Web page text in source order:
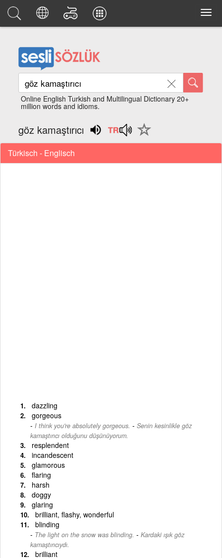
Online English Turkish and Multilingual Dictionary 20+
million words and idioms.
göz kamaştırıcı
Türkisch - Englisch
dazzling
gorgeous
I think you're absolutely gorgeous. - Senin kesinlikle göz
kamaştırıcı olduğunu düşünüyorum.
resplendent
incandescent
glamorous
flaring
harsh
doggy
glaring
brilliant, flashy, wonderful
blinding
The light on the snow was blinding. - Kardaki ışık göz
kamaştırıcıydı.
brilliant